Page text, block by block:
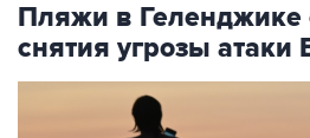
Пляжи в Геленджике
снятия угрозы